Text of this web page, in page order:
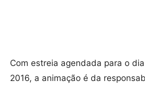
Com estreia agendada para o
2016, a animação é da